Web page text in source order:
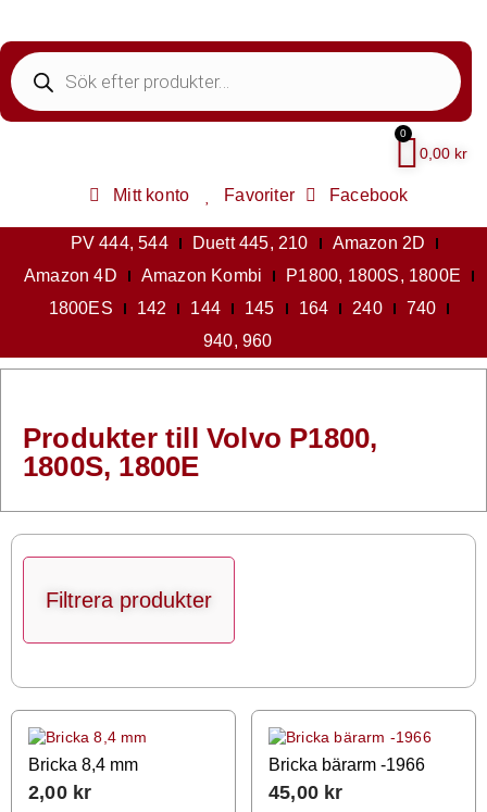
0,00 kr
0
Mitt konto Favoriter Facebook
PV 444, 544 Duett 445, 210
Amazon 2D
Amazon 4D
Amazon Kombi
P1800, 1800S, 1800E
1800ES
142 144 145 164 240
740
940, 960
Produkter till Volvo P1800,
1800S, 1800E
Filtrera produkter
Bricka 8,4 mm
2,00 kr
Bricka bärarm -1966
45,00 kr